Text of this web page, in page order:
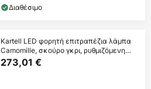
Διαθέσιμο
Kartell LED φορητή επιτραπέζια λάμπα
Camomille, σκούρο γκρι, ρυθμιζόμενη
ένταση
273,01 €